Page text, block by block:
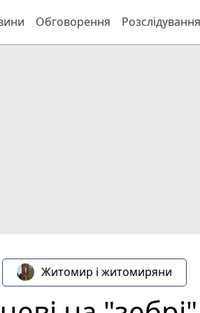
Обговорення Розслідування
Житомир і житомиряни